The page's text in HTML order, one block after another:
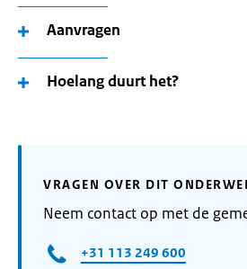
Aanvragen
Hoelang duurt het?
VRAGEN OVER DIT
Neem contact op met de
+31 113 249 600